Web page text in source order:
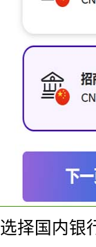
选择国内银